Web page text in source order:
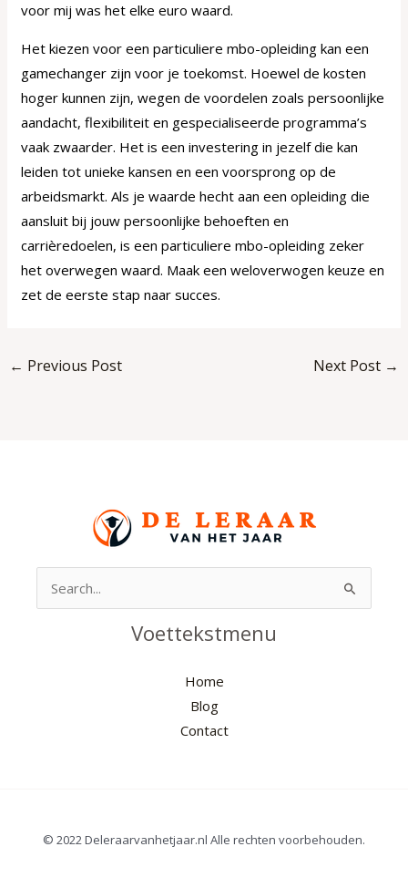
voor mij was het elke euro waard.
Het kiezen voor een particuliere mbo-opleiding kan een
gamechanger zijn voor je toekomst. Hoewel de kosten
hoger kunnen zijn, wegen de voordelen zoals persoonlijke
aandacht, flexibiliteit en gespecialiseerde programma’s
vaak zwaarder. Het is een investering in jezelf die kan
leiden tot unieke kansen en een voorsprong op de
arbeidsmarkt. Als je waarde hecht aan een opleiding die
aansluit bij jouw persoonlijke behoeften en
carrièredoelen, is een particuliere mbo-opleiding zeker
het overwegen waard. Maak een weloverwogen keuze en
zet de eerste stap naar succes.
← Previous Post Next Post →
Search
for:
Voettekstmenu
Home
Blog
Contact
© 2022 Deleraarvanhetjaar.nl Alle rechten voorbehouden.